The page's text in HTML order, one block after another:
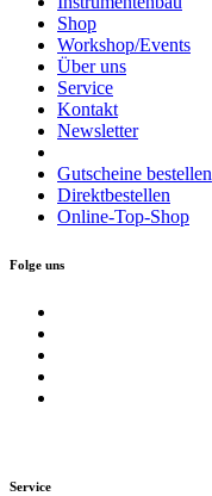
Shop
Workshop/Events
Über uns
Service
Kontakt
Newsletter
Gutscheine bestellen
Direktbestellen
Online-Top-Shop
Folge uns
Service